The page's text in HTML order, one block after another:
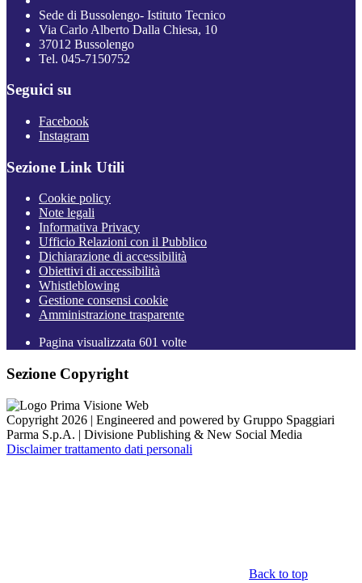
Sede di Bussolengo- Istituto Tecnico
Via Carlo Alberto Dalla Chiesa, 10
37012 Bussolengo
Tel. 045-7150752
Seguici su
Facebook
Instagram
Sezione Link Utili
Cookie policy
Note legali
Informativa Privacy
Ufficio Relazioni con il Pubblico
Dichiarazione di accessibilità
Obiettivi di accessibilità
Whistleblowing
Gestione consensi cookie
Amministrazione trasparente
Pagina visualizzata 601 volte
Sezione Copyright
Copyright 2026 | Engineered and powered by Gruppo Spaggiari
Parma S.p.A. | Divisione Publishing & New Social Media
Disclaimer trattamento dati personali
Back to top